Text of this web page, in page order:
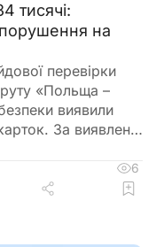
тисячі:
на
перевірки
«Польща –
виявили
За виявлене
6